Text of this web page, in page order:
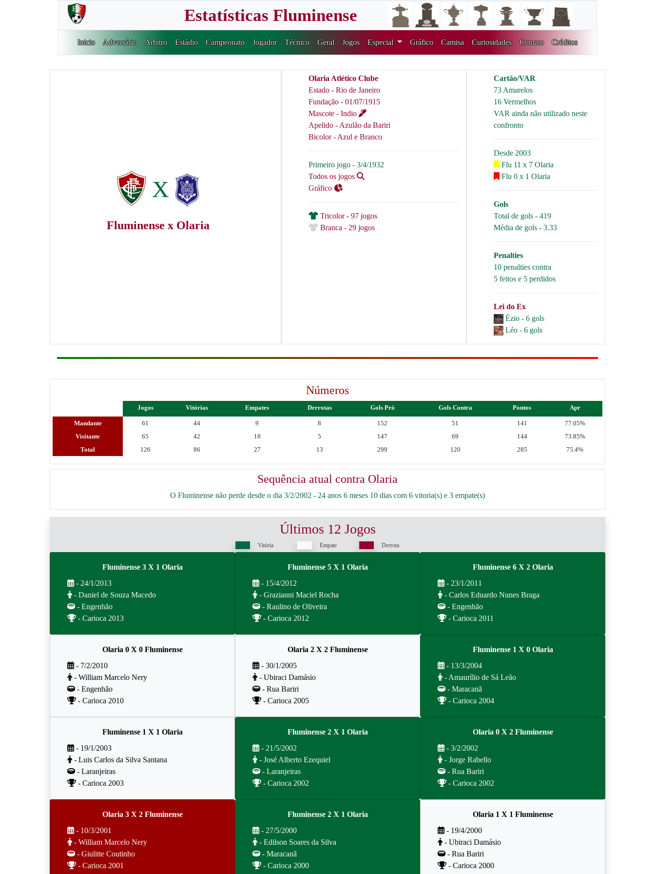
Estatísticas Fluminense
Inicio Adversário Árbitro Estádio Campeonato Jogador Técnico Geral Jogos Especial Gráfico Camisa Curiosidades Contato Créditos
X
Fluminense x Olaria
Olaria Atlético Clube
Estado - Rio de Janeiro
Fundação - 01/07/1915
Mascote - Indio
Apelido - Azulão da Bariri
Bicolor - Azul e Branco
Primeiro jogo - 3/4/1932
Todos os jogos
Gráfico
Tricolor - 97 jogos
Branca - 29 jogos
Cartão/VAR
73 Amarelos
16 Vermelhos
VAR ainda não utilizado neste
confronto
Desde 2003
Flu 11 x 7 Olaria
Flu 0 x 1 Olaria
Gols
Total de gols - 419
Média de gols - 3.33
Penalties
10 penalties contra
5 feitos e 5 perdidos
Lei do Ex
Ézio - 6 gols
Léo - 6 gols
Números
Jogos Vitórias Empates Derrotas Gols Pró Gols Contra Pontos Apr
Mandante 61 44 9 8 152 51 141
77.05%
Visitante
65 42 18 5 147 69 144
73.85%
Total
126 86 27 13 299 120 285 75.4%
Sequência atual contra Olaria
O Fluminense não perde desde o dia 3/2/2002 - 24 anos 6 meses 10 dias com 6 vitoria(s) e 3 empate(s)
Últimos 12 Jogos
Vitória Empate Derrota
Fluminense 3 X 1 Olaria
- 24/1/2013
- Daniel de Souza Macedo
- Engenhão
- Carioca 2013
Fluminense 5 X 1 Olaria
- 15/4/2012
- Grazianni Maciel Rocha
- Raulino de Oliveira
- Carioca 2012
Fluminense 6 X 2 Olaria
- 23/1/2011
- Carlos Eduardo Nunes Braga
- Engenhão
- Carioca 2011
Olaria 0 X 0 Fluminense
- 7/2/2010
- William Marcelo Nery
- Engenhão
- Carioca 2010
Olaria 2 X 2 Fluminense
- 30/1/2005
- Ubiraci Damásio
- Rua Bariri
- Carioca 2005
Fluminense 1 X 0 Olaria
- 13/3/2004
- Amaurílio de Sá Leão
- Maracanã
- Carioca 2004
Fluminense 1 X 1 Olaria
- 19/1/2003
- Luis Carlos da Silva Santana
- Laranjeiras
- Carioca 2003
Fluminense 2 X 1 Olaria
- 21/5/2002
- José Alberto Ezequiel
- Laranjeiras
- Carioca 2002
Olaria 0 X 2 Fluminense
- 3/2/2002
- Jorge Rabello
- Rua Bariri
- Carioca 2002
Olaria 3 X 2 Fluminense
- 10/3/2001
- William Marcelo Nery
- Giulitte Coutinho
- Carioca 2001
Fluminense 2 X 1 Olaria
- 27/5/2000
- Edilson Soares da Silva
- Maracanã
- Carioca 2000
Olaria 1 X 1 Fluminense
- 19/4/2000
- Ubiraci Damásio
- Rua Bariri
- Carioca 2000